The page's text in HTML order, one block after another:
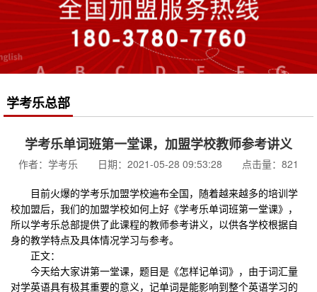
学考乐总部
学考乐单词班第一堂课，加盟学校教师参考讲义
作者：学考乐 日期：2021-05-28 09:53:28 点击量：821
目前火爆的学考乐加盟学校遍布全国，随着越来越多的培训学
校加盟后，我们的加盟学校如何上好《学考乐单词班第一堂课》，
所以学考乐总部提供了此课程的教师参考讲义，以供各学校根据自
身的教学特点及具体情况学习与参考。
正文：
今天给大家讲第一堂课，题目是《怎样记单词》，由于词汇量
对学英语具有极其重要的意义，记单词是能影响到整个英语学习的